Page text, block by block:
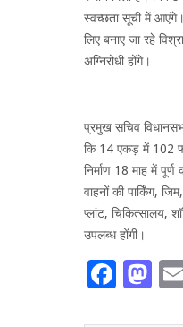
स्वच्छता सूची में आएंगे।
लिए बनाए जा रहे
अग्निरोधी होंगे।
प्रमुख सचिव
कि 14 एकड़ में 102
निर्माण 18 माह में
वाहनों की पार्किंग,
प्लांट, चिकित्सालय,
उपलब्ध होंगी।